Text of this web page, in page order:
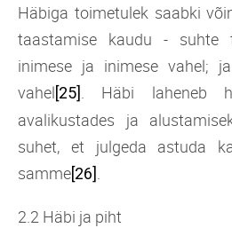
Häbiga toimetulek saabki
taastamise kaudu - suhte
inimese ja inimese vahel;
vahel[25]
. Häbi laheneb
avalikustades ja
suhet, et julgeda astuda
samme[26]
2.2 Häbi ja piht